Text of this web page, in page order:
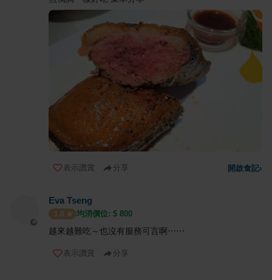
表示讚賞 分享 開啟食記›
Eva Tseng
1.0 均消價位: $ 800
越來越難吃～也沒有服務可言啊⋯⋯
表示讚賞 分享